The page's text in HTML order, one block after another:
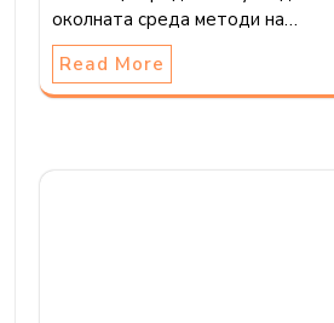
околната среда методи на…
Read More